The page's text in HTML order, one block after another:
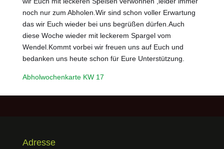
noch nur zum Abholen.Wir sind schon voller Erwartung
das wir Euch wieder bei uns begrüßen dürfen.Auch
diese Woche wieder mit leckerem Spargel vom
Wendel.Kommt vorbei wir freuen uns auf Euch und
bedanken uns heute schon für Eure Unterstützung.
Abholwochenkarte KW 17
Adresse